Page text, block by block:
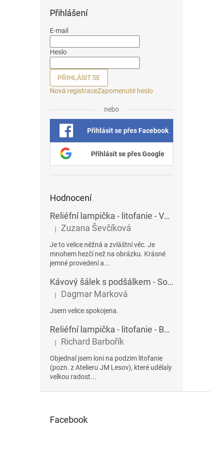
Přihlášení
E-mail
Heslo
PŘIHLÁSIT SE
Nová registraceZapomenuté heslo
nebo
Přihlásit se přes Facebook
Přihlásit se přes Google
Hodnocení
Reliéfní lampička - litofanie - Vážky
Hodnocení produktu je 5 z 5 hvězdiček.
| Zuzana Ševčíková
Je to velice něžná a zvláštní věc. Je
mnohem hezčí než na obrázku. Krásné
jemné provedení a...
Kávový šálek s podšálkem - Sophia 432AU
Hodnocení produktu je 5 z 5 hvězdiček.
| Dagmar Marková
Jsem velice spokojena.
Reliéfní lampička - litofanie - Betlém
Hodnocení produktu je 5 z 5 hvězdiček.
| Richard Barbořík
Objednal jsem loni na podzim litofanie
(pozn. z Atelieru JM Lesov), které udělaly
velkou radost...
Facebook